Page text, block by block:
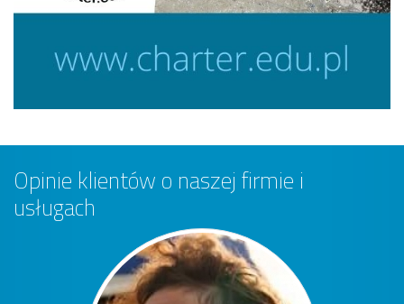
Opinie klientów o naszej firmie i
usługach